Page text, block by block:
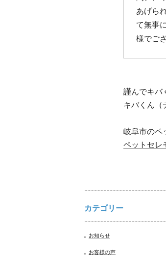
あげら
て無事
様でご
謹んでキバ
キバくん（
岐阜市のペ
ペットセレ
カテゴリー
お知らせ
お客様の声